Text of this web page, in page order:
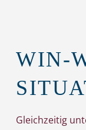
WIN-
Gleichzeitig